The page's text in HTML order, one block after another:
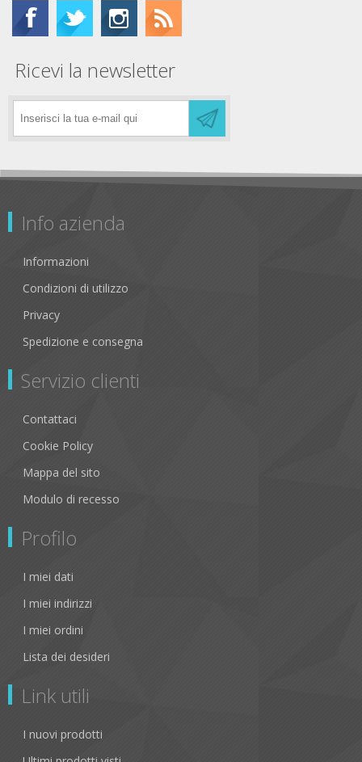
Ricevi la newsletter
Info azienda
Informazioni
Condizioni di utilizzo
Privacy
Spedizione e consegna
Servizio clienti
Contattaci
Cookie Policy
Mappa del sito
Modulo di recesso
Profilo
I miei dati
I miei indirizzi
I miei ordini
Lista dei desideri
Link utili
I nuovi prodotti